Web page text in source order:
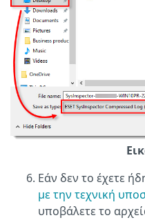
Εάν δεν το έχετε
με την τεχνική
υποβάλετε το